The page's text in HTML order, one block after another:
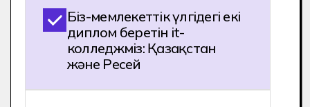
Сіз мамандықты 9 немесе 11
сыныптан кейін Хекслет it колледжіне
түсу арқылы игере аласыз
"Бағдарламалық жасақтама